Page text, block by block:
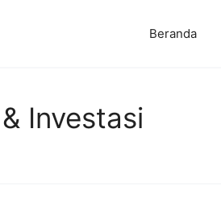
Beranda
Investasi